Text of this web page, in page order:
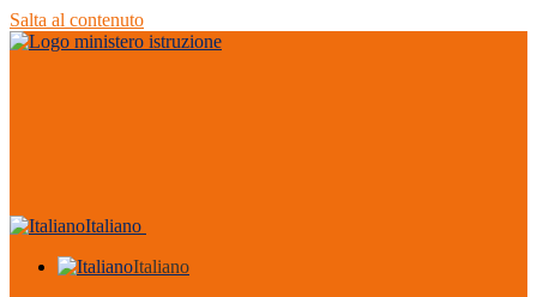
Salta al contenuto
Italiano
Italiano